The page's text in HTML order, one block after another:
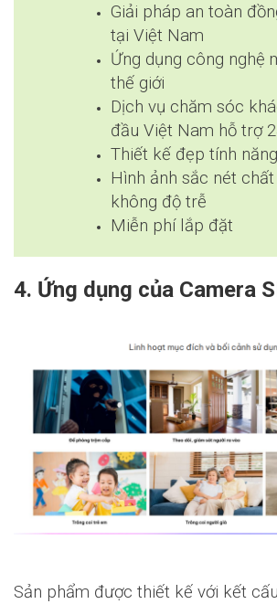
Giải pháp an toàn
tại Việt Nam
Ứng dụng công nghệ
thế giới
Dịch vụ chăm sóc
đầu Việt Nam hỗ trợ
Thiết kế đẹp tính
Hình ảnh sắc nét
không độ trễ
Miễn phí lắp đặt
4. Ứng dụng của Camera
Sản phẩm được thiết kế với kết